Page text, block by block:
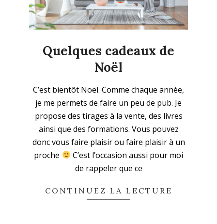
Quelques cadeaux de
Noël
11-
29
C’est bientôt Noël. Comme chaque année,
je me permets de faire un peu de pub. Je
propose des tirages à la vente, des livres
ainsi que des formations. Vous pouvez
donc vous faire plaisir ou faire plaisir à un
proche
C’est l’occasion aussi pour moi
de rappeler que ce
CONTINUEZ LA LECTURE